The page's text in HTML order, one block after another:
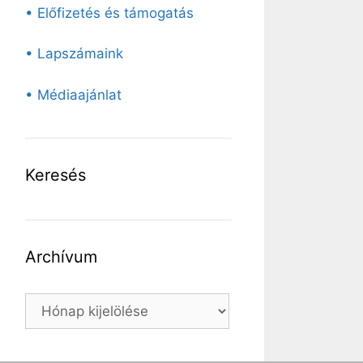
• Előfizetés és támogatás
• Lapszámaink
• Médiaajánlat
Keresés
Archívum
Archívum